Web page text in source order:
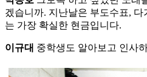
겠습니까. 지난날은 부도수표,
는 가장 확실한 현금입니다.
이규대 중학생도 알아보고 인사